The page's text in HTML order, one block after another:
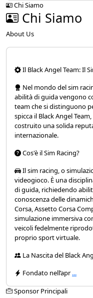
Chi Siamo
Chi Siamo
About Us
Il Black Angel Team: Il
Nel mondo del sim
abilità di guida vengono
team che si distinguono
spicca il Black Angel
costruito una solida
internazionale.
Cos'è il Sim Racing?
Il sim racing, o
videogioco. È una
di guida, richiedendo
conoscenza delle
Corsa, Assetto Corsa
simulazione immersiva
veicoli fedelmente
proprio sport virtuale.
La Nascita del Black
Fondato nell’apr...
Sponsor Principali